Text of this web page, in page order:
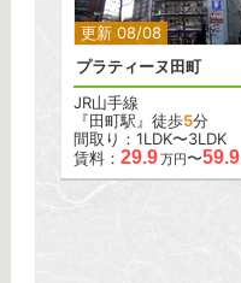
更新 08/08
プラティーヌ田町
JR山手線
『田町駅』徒歩5分
間取り：1LDK〜3LDK
賃料： 29.9万円〜59.9